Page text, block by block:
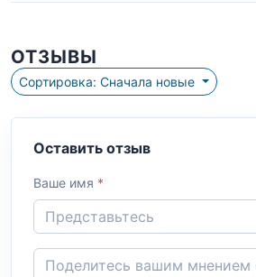
ОТЗЫВЫ
Сортировка: Сначала новые
Оставить отзыв
Ваше имя *